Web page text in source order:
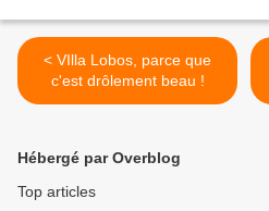
< VIlla Lobos, parce que
c'est drôlement beau !
Hébergé par Overblog
Top articles